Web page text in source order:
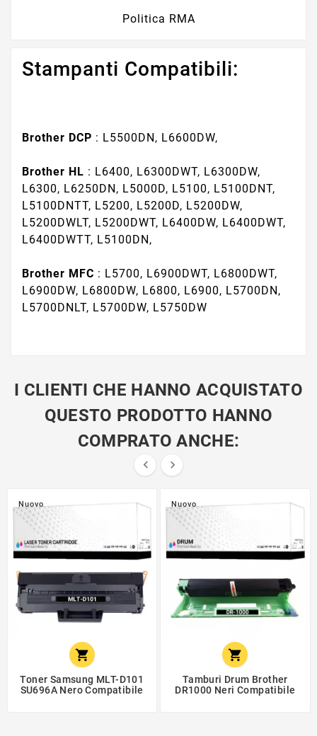
Politica RMA
Stampanti Compatibili:
Brother DCP : L5500DN, L6600DW,
Brother HL : L6400, L6300DWT, L6300DW,
L6300, L6250DN, L5000D, L5100, L5100DNT,
L5100DNTT, L5200, L5200D, L5200DW,
L5200DWLT, L5200DWT, L6400DW, L6400DWT,
L6400DWTT, L5100DN,
Brother MFC : L5700, L6900DWT, L6800DWT,
L6900DW, L6800DW, L6800, L6900, L5700DN,
L5700DNLT, L5700DW, L5750DW
I CLIENTI CHE HANNO ACQUISTATO
QUESTO PRODOTTO HANNO
COMPRATO ANCHE:
 
Nuovo

Toner Samsung MLT-D101
SU696A Nero Compatibile
Nuovo

Tamburi Drum Brother
DR1000 Neri Compatibile